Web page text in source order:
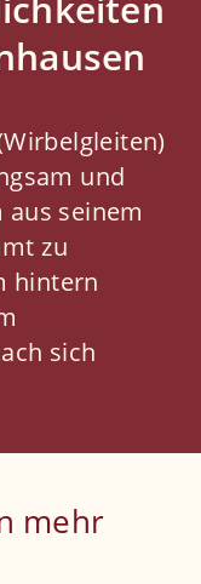
und
seinem
zu
hintern
sich
mehr